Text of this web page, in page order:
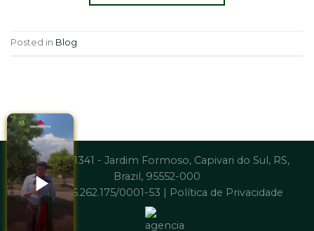
Posted in Blog
Av. Brasil, 1341 - Jardim Formoso, Capivari do Sul, RS,
Brazil, 95552-000
CNPJ: 06.262.175/0001-53 | Política de Privacidade